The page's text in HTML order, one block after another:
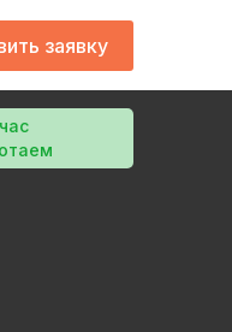
заявку